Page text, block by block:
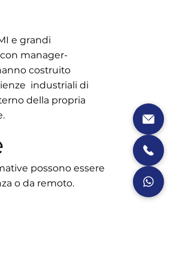
e grandi
manager-
costruito
industriali di
della propria
possono essere
o da remoto.